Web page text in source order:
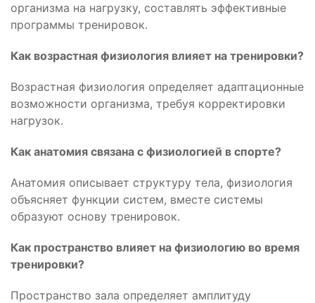
организма на нагрузку, составлять эффективные
программы тренировок.
Как возрастная физиология влияет на тренировки?
Возрастная физиология определяет адаптационные
возможности организма, требуя корректировки
нагрузок.
Как анатомия связана с физиологией в спорте?
Анатомия описывает структуру тела, физиология
объясняет функции систем, вместе системы
образуют основу тренировок.
Как пространство влияет на физиологию во время
тренировки?
Пространство зала определяет амплитуду